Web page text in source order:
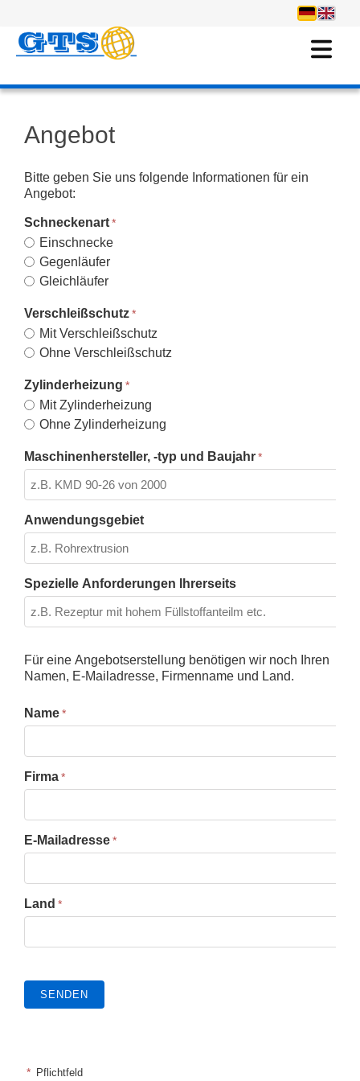
Angebot
Bitte geben Sie uns folgende Informationen für ein
Angebot:
Schneckenart
Einschnecke
Gegenläufer
Gleichläufer
Verschleißschutz
Mit Verschleißschutz
Ohne Verschleißschutz
Zylinderheizung
Mit Zylinderheizung
Ohne Zylinderheizung
Maschinenhersteller, -typ und Baujahr
Anwendungsgebiet
Spezielle Anforderungen Ihrerseits
Für eine Angebotserstellung benötigen wir noch Ihren
Namen, E-Mailadresse, Firmenname und Land.
Name
Firma
E-Mailadresse
Land
* Pflichtfeld